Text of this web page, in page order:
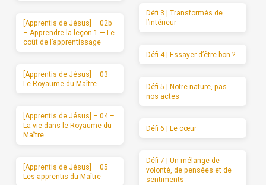
[Apprentis de Jésus] – 02b
– Apprendre la leçon 1 — Le
coût de l’apprentissage
[Apprentis de Jésus] – 03 –
Le Royaume du Maître
[Apprentis de Jésus] – 04 –
La vie dans le Royaume du
Maître
[Apprentis de Jésus] – 05 –
Les apprentis du Maître
Défi 3 | Transformés de
l’intérieur
Défi 4 | Essayer d’être bon ?
Défi 5 | Notre nature, pas
nos actes
Défi 6 | Le cœur
Défi 7 | Un mélange de
volonté, de pensées et de
sentiments